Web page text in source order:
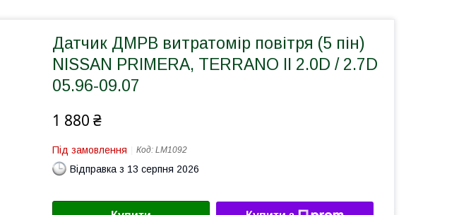
Датчик ДМРВ витратомір повітря (5 пін)
NISSAN PRIMERA, TERRANO II 2.0D / 2.7D
05.96-09.07
1 880 ₴
Під замовлення Код: LM1092
Відправка з 13 серпня 2026